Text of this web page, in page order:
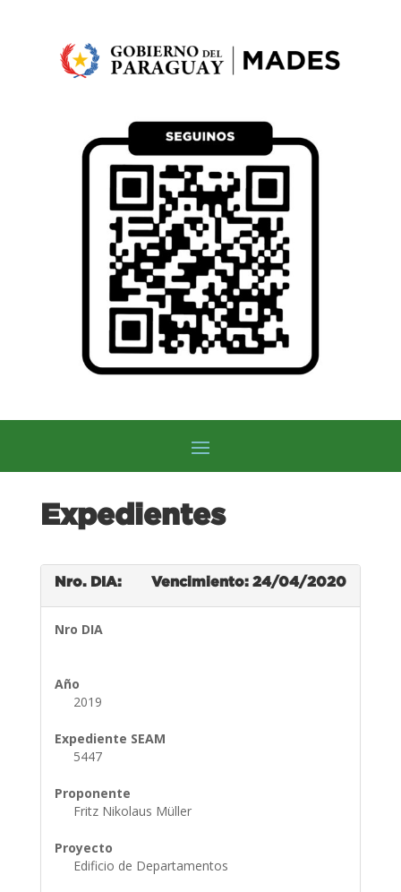
Expedientes
Nro. DIA: Vencimiento: 24/04/2020
Nro DIA
Año
2019
Expediente SEAM
5447
Proponente
Fritz Nikolaus Müller
Proyecto
Edificio de Departamentos